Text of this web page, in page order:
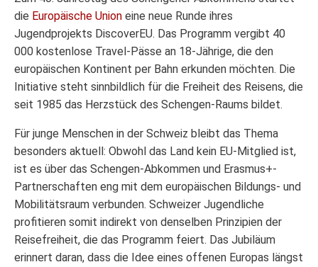
die Europäische Union eine neue Runde ihres
Jugendprojekts DiscoverEU. Das Programm vergibt 40
000 kostenlose Travel-Pässe an 18-Jährige, die den
europäischen Kontinent per Bahn erkunden möchten. Die
Initiative steht sinnbildlich für die Freiheit des Reisens, die
seit 1985 das Herzstück des Schengen-Raums bildet.
Für junge Menschen in der Schweiz bleibt das Thema
besonders aktuell: Obwohl das Land kein EU-Mitglied ist,
ist es über das Schengen-Abkommen und Erasmus+-
Partnerschaften eng mit dem europäischen Bildungs- und
Mobilitätsraum verbunden. Schweizer Jugendliche
profitieren somit indirekt von denselben Prinzipien der
Reisefreiheit, die das Programm feiert. Das Jubiläum
erinnert daran, dass die Idee eines offenen Europas längst